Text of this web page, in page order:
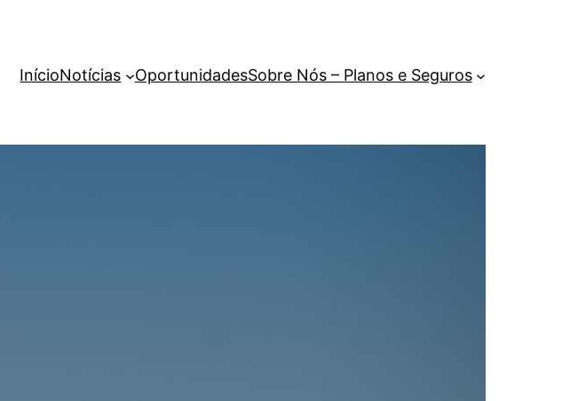
InícioNotícias OportunidadesSobre Nós – Planos e Seguros